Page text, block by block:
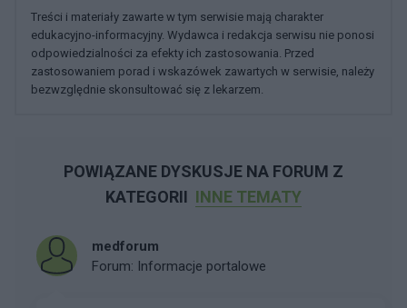
Treści i materiały zawarte w tym serwisie mają charakter
edukacyjno-informacyjny. Wydawca i redakcja serwisu nie ponosi
odpowiedzialności za efekty ich zastosowania. Przed
zastosowaniem porad i wskazówek zawartych w serwisie, należy
bezwzględnie skonsultować się z lekarzem.
POWIĄZANE DYSKUSJE NA FORUM Z
KATEGORII INNE TEMATY
medforum
Forum: Informacje portalowe